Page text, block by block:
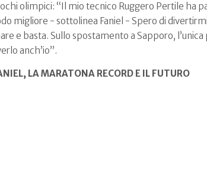
olimpici: “Il mio tecnico Ruggero Pertile ha
migliore - sottolinea Faniel - Spero di
e basta. Sullo spostamento a Sapporo,
anch’io”.
LA MARATONA RECORD E IL FUTURO